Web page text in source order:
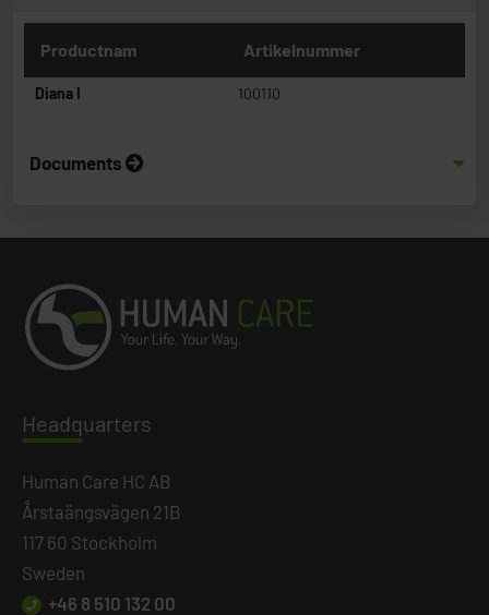
Productnam Artikelnummer
Diana I 100110
Documents
Headquarters
Human Care HC AB
Årstaängsvägen 21B
117 60 Stockholm
Sweden
+46 8 510 132 00